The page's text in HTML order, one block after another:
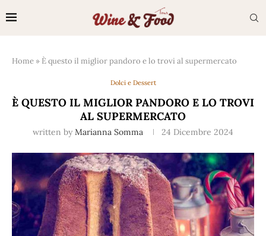
Home » È questo il miglior pandoro e lo trovi al supermercato
Dolci e Dessert
È QUESTO IL MIGLIOR PANDORO E LO TROVI
AL SUPERMERCATO
written by Marianna Somma 24 Dicembre 2024